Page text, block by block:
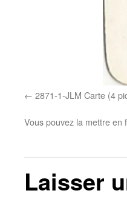
2871-1-JLM Carte (4
Vous pouvez la mettre en
Laisser